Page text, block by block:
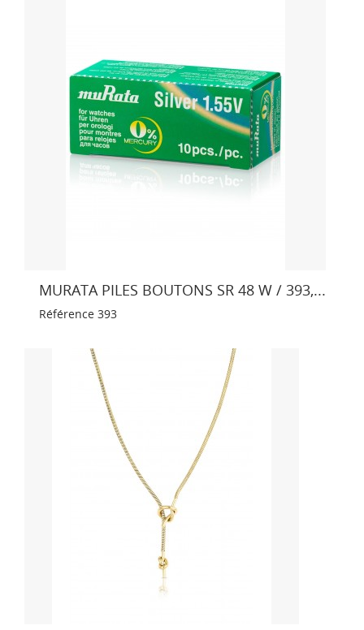
MURATA PILES BOUTONS SR 48 W / 393,...
Référence 393